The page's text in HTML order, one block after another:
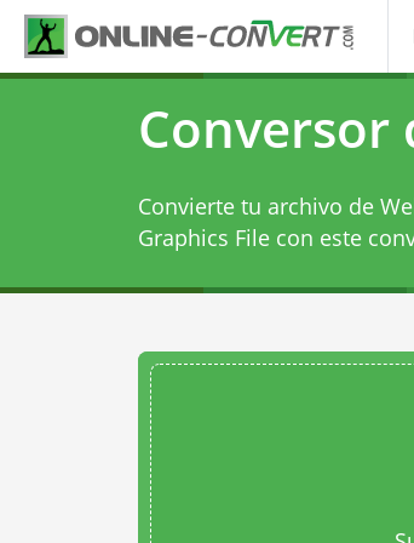
Conversor
Convierte tu archivo de
Graphics File con este